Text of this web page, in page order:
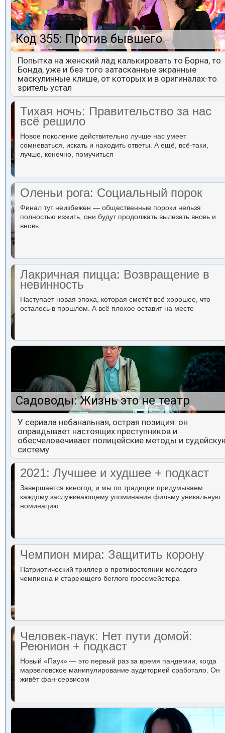
Код 355: Против бывшего
Попытка на женский лад калькировать то Борна, то
Бонда, уже и без того затасканные экранные
маскулинные клише, от которых и в оригиналах-то
зритель устал
Тихая ночь: Правительство за нас
всё решило
Новое поколение действительно лучше нас умеет
сомневаться, искать и находить ответы. А ещё, всё-таки,
лучше, конечно, помучиться
Оленьи рога: Социальный порок
Финал тут неизбежен — общественные пороки нельзя
полностью изжить, они будут продолжать вылезать вновь и
вновь
Лакричная пицца: Возвращение в
невинность
Наступает новая эпоха, которая сметёт всё хорошее, что
осталось в прошлом. А всё плохое оставит на месте
Садоводы: Жизнь это не театр
У сериала небанальная, острая позиция: он
оправдывает настоящих преступников и
обесчеловечивает полицейские методы и
систему
2021: Лучшее и худшее + подкаст
Завершается киногод, и мы по традиции придумываем
каждому заслуживающему упоминания фильму уникальную
номинацию
Чемпион мира: Защитить корону
Патриотический триллер о противостоянии молодого
чемпиона и стареющего беглого гроссмейстера
Человек-паук: Нет пути домой:
Реюнион + подкаст
Новый «Паук» — это первый раз за время пандемии, когда
марвеловское манипулирование аудиторией сработало. Он
живёт фан-сервисом